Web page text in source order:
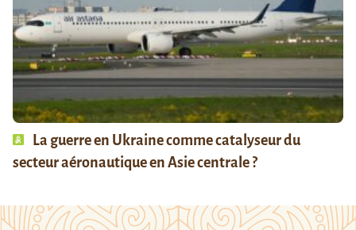
La guerre en Ukraine comme catalyseur du
secteur aéronautique en Asie centrale ?